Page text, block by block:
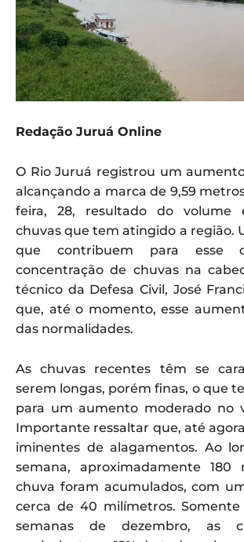
Redação Juruá Online
O Rio Juruá registrou um
alcançando a marca de 9,59
feira, 28, resultado do volume
chuvas que tem atingido a região.
que contribuem para esse
concentração de chuvas na
técnico da Defesa Civil, José
que, até o momento, esse
das normalidades.
As chuvas recentes têm se
serem longas, porém finas, o que
para um aumento moderado no
Importante ressaltar que, até
iminentes de alagamentos. Ao
semana, aproximadamente 180
chuva foram acumulados, com
cerca de 40 milímetros.
semanas de dezembro, as